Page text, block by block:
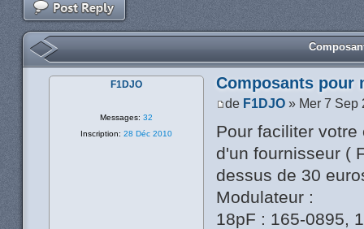
Composants pour
de F1DJO » Mer 7 Sep
Pour faciliter
d'un fournisseur (
dessus de 30
Modulateur :
18pF : 165-0895,
F1DJO
Messages: 32
Inscription: 28 Déc 2010